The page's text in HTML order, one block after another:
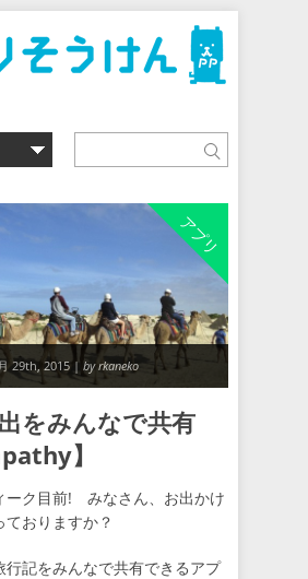
アプリ
29th, 2015 | by rkaneko
をみんなで共有
】
ーク目前! みなさん、お出かけ
おりますか？
行記をみんなで共有できるアプ